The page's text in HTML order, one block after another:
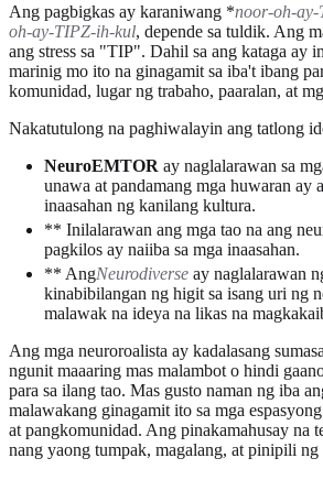
Ang pagbigkas ay karaniwang *noor-oh-
oh-ay-TIPZ-ih-kul, depende sa tuldik. Ang
ang stress sa "TIP". Dahil sa ang kataga ay
marinig mo ito na ginagamit sa iba't ibang
komunidad, lugar ng trabaho, paaralan, at
Nakatutulong na paghiwalayin ang tatlong
NeuroEMTOR ay naglalarawan sa
unawa at pandamang mga huwaran ay
inaasahan ng kanilang kultura.
** Inilalarawan ang mga tao na ang
pagkilos ay naiiba sa mga inaasahan.
** AngNeurodiverse ay naglalarawan
kinabibilangan ng higit sa isang uri ng
malawak na ideya na likas na
Ang mga neuroroalista ay kadalasang
ngunit maaaring mas malambot o hindi
para sa ilang tao. Mas gusto naman ng iba
malawakang ginagamit ito sa mga
at pangkomunidad. Ang pinakamahusay na
nang yaong tumpak, magalang, at pinipili